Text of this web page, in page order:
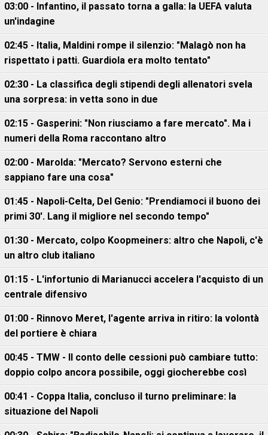
03:00 - Infantino, il passato torna a galla: la UEFA valuta
un'indagine
02:45 - Italia, Maldini rompe il silenzio: "Malagò non ha
rispettato i patti. Guardiola era molto tentato"
02:30 - La classifica degli stipendi degli allenatori svela
una sorpresa: in vetta sono in due
02:15 - Gasperini: "Non riusciamo a fare mercato". Ma i
numeri della Roma raccontano altro
02:00 - Marolda: "Mercato? Servono esterni che
sappiano fare una cosa"
01:45 - Napoli-Celta, Del Genio: "Prendiamoci il buono dei
primi 30'. Lang il migliore nel secondo tempo"
01:30 - Mercato, colpo Koopmeiners: altro che Napoli, c'è
un altro club italiano
01:15 - L'infortunio di Marianucci accelera l'acquisto di un
centrale difensivo
01:00 - Rinnovo Meret, l'agente arriva in ritiro: la volontà
del portiere è chiara
00:45 - TMW - Il conto delle cessioni può cambiare tutto:
doppio colpo ancora possibile, oggi giocherebbe così
00:41 - Coppa Italia, concluso il turno preliminare: la
situazione del Napoli